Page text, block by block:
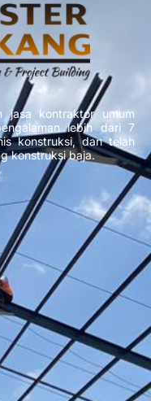
jasa kontraktor umum
lebih dari 7
konstruksi, dan telah
konstruksi baja.